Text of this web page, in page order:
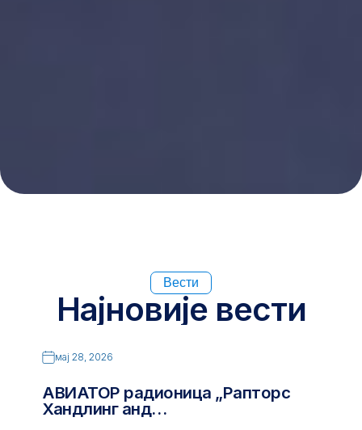
Вести
Најновије вести
мај 28, 2026
АВИАТОР радионица „Рапторс
Хандлинг анд…